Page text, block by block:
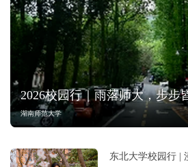
2026校园行｜雨落师大，步步
湖南师范大学
东北大学校园行 |